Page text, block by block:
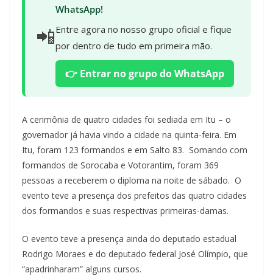
📲
WhatsApp!
Entre agora no nosso grupo oficial e fique
por dentro de tudo em primeira mão.
👉 Entrar no grupo do WhatsApp
A cerimônia de quatro cidades foi sediada em Itu – o
governador já havia vindo a cidade na quinta-feira. Em
Itu, foram 123 formandos e em Salto 83. Somando com
formandos de Sorocaba e Votorantim, foram 369
pessoas a receberem o diploma na noite de sábado. O
evento teve a presença dos prefeitos das quatro cidades
dos formandos e suas respectivas primeiras-damas.
O evento teve a presença ainda do deputado estadual
Rodrigo Moraes e do deputado federal José Olímpio, que
“apadrinharam” alguns cursos.